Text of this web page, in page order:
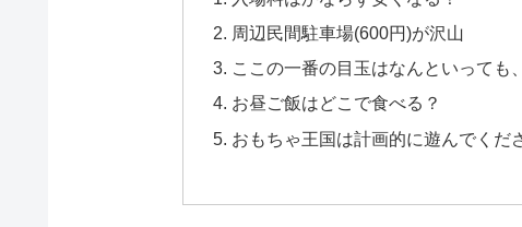
周辺民間駐車場(600円)が沢山
ここの一番の目玉はなんといっても
お昼ご飯はどこで食べる？
おもちゃ王国は計画的に遊んでくだ